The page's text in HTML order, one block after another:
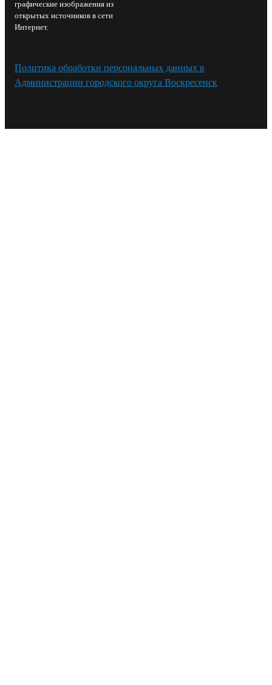
графические изображения из
открытых источников в сети
Интернет.
Политика обработки персональных данных в
Администрации городского округа Воскресенск